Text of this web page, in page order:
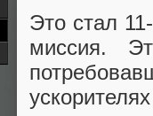
Это стал
миссия.